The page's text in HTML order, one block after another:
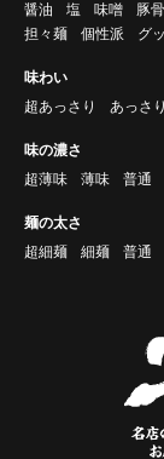
醤油
塩 味噌 豚骨
担々麺
個性派 グ
味わい
超あっさり
あっさり
味の濃さ
超薄味
薄味 普通
麺の太さ
超細麺
細麺 普通